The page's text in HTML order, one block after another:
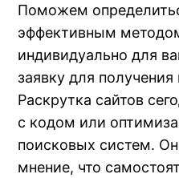
Поможем
эффективным
индивидуально для
заявку для получения
Раскрутка сайтов
с кодом или
поисковых систем.
мнение, что